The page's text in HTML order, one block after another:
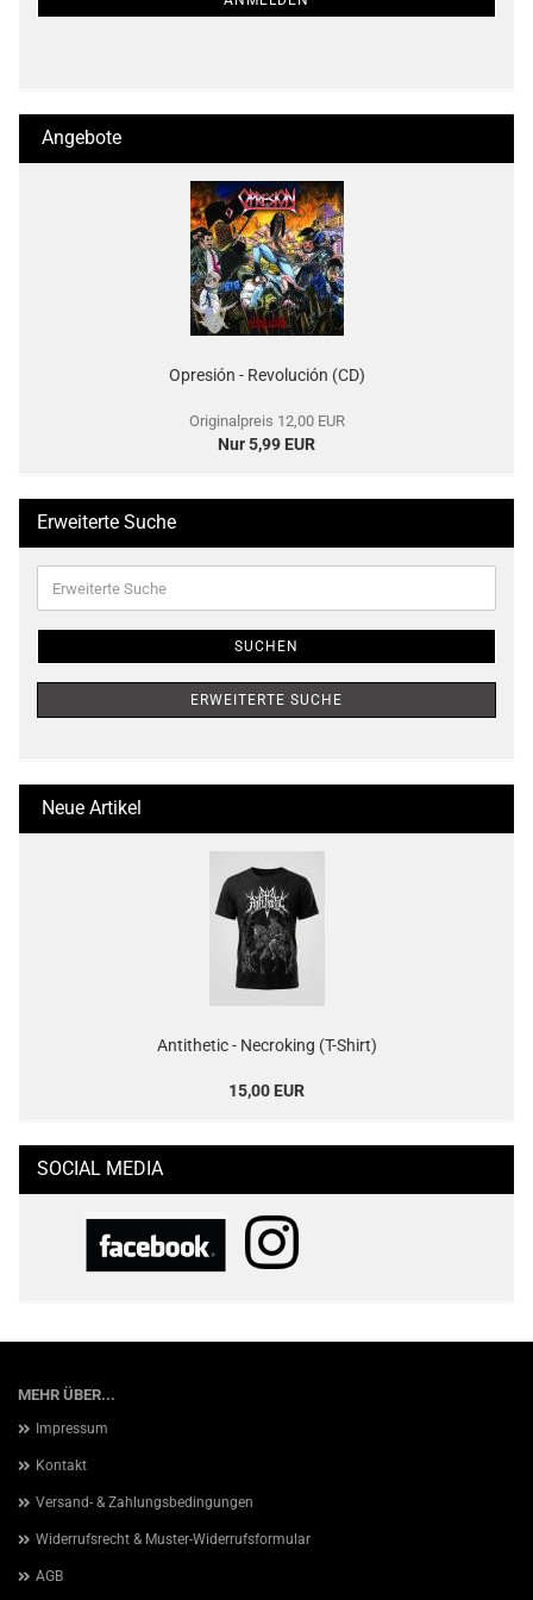
Angebote
Opresión - Revolución (CD)
Originalpreis 12,00 EUR
Nur 5,99 EUR
Erweiterte Suche
Suche
SUCHEN
ERWEITERTE SUCHE
Neue Artikel
Antithetic - Necroking (T-Shirt)
15,00 EUR
SOCIAL MEDIA
MEHR ÜBER...
Impressum
Kontakt
Versand- & Zahlungsbedingungen
Widerrufsrecht & Muster-Widerrufsformular
AGB